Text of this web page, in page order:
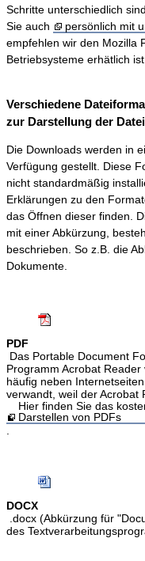
Schritte unterschiedlich
Sie auch
persönlich mit
empfehlen wir den Mozilla
Betriebsysteme erhätlich ist.
Verschiedene
zur Darstellung der
Die Downloads werden in
Verfügung gestellt. Diese
nicht standardmäßig
Erklärungen zu den
das Öffnen dieser finden.
mit einer Abkürzung,
beschrieben. So z.B. die
Dokumente.
PDF
Das Portable Document
Programm Acrobat
häufig neben
verwandt, weil der Acrobat
Hier finden Sie das
Darstellen von PDFs
.
DOCX
.docx (Abkürzung für
des